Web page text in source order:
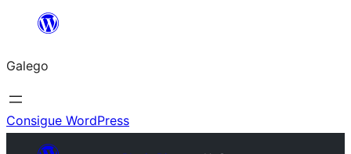
Saltar
contido
Galego
Consigue WordPress